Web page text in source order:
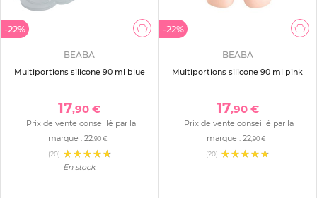
-22%
BEABA
Multiportions silicone 90 ml blue
17,90 €
Prix de vente conseillé par la
marque :22 ,90 €
(20)
En stock
-22%
BEABA
Multiportions silicone 90 ml pink
17,90 €
Prix de vente conseillé par la
marque : 22,90 €
(20)